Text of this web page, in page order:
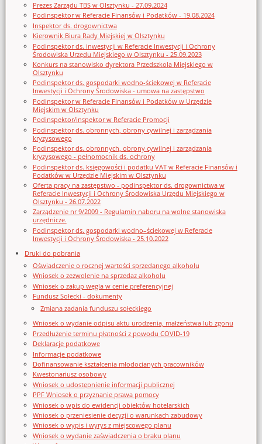
Prezes Zarządu TBS w Olsztynku - 27.09.2024
Podinspektor w Referacie Finansów i Podatków - 19.08.2024
Inspektor ds. drogownictwa
Kierownik Biura Rady Miejskiej w Olsztynku
Podinspektor ds. inwestycji w Referacie Inwestycji i Ochrony
Środowiska Urzędu Miejskiego w Olsztynku - 25.09.2023
Konkurs na stanowisko dyrektora Przedszkola Miejskiego w
Olsztynku
Podinspektor ds. gospodarki wodno-ściekowej w Referacie
Inwestycji i Ochrony Środowiska - umowa na zastępstwo
Podinspektor w Referacie Finansów i Podatków w Urzędzie
Miejskim w Olsztynku
Podinspektor/inspektor w Referacie Promocji
Podinspektor ds. obronnych, obrony cywilnej i zarządzania
kryzysowego
Podinspektor ds. obronnych, obrony cywilnej i zarządzania
kryzysowego - pełnomocnik ds. ochrony
Podinspektor ds. księgowości i podatku VAT w Referacie Finansów i
Podatków w Urzędzie Miejskim w Olsztynku
Oferta pracy na zastępstwo - podinspektor ds. drogownictwa w
Referacie Inwestycji i Ochrony Środowiska Urzędu Miejskiego w
Olsztynku - 26.07.2022
Zarządzenie nr 9/2009 - Regulamin naboru na wolne stanowiska
urzędnicze.
Podinspektor ds. gospodarki wodno–ściekowej w Referacie
Inwestycji i Ochrony Środowiska - 25.10.2022
Druki do pobrania
Oświadczenie o rocznej wartości sprzedanego alkoholu
Wniosek o zezwolenie na sprzedaz alkoholu
Wniosek o zakup węgla w cenie preferencyjnej
Fundusz Sołecki - dokumenty
Zmiana zadania funduszu sołeckiego
Wniosek o wydanie odpisu aktu urodzenia, małżeństwa lub zgonu
Przedłużenie terminu płatności z powodu COVID-19
Deklaracje podatkowe
Informacje podatkowe
Dofinansowanie kształcenia młodocianych pracowników
Kwestonariusz osobowy
Wniosek o udostępnienie informacji publicznej
PPF Wniosek o przyznanie prawa pomocy
Wniosek o wpis do ewidencji obiektów hotelarskich
Wniosek o przeniesienie decyzji o warunkach zabudowy
Wniosek o wypis i wyrys z miejscowego planu
Wniosek o wydanie zaświadczenia o braku planu